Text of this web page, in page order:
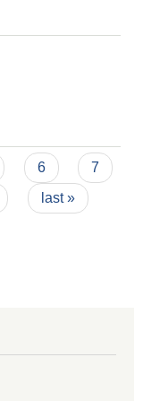
6
7
last »